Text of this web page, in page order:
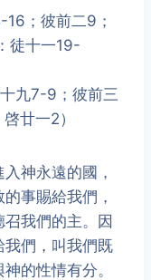
16；彼前二9；
徒十一19-
九7-9；彼前三
廿一2）
神永遠的國，
事賜給我們，
我們的主。因
我們，叫我們既
的性情有分。